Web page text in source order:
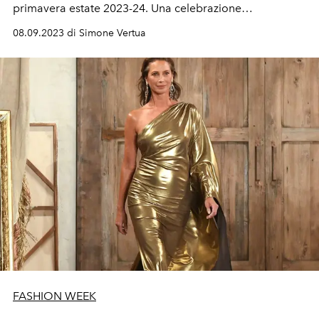
primavera estate 2023-24. Una celebrazione
08.09.2023 di Simone Vertua
FASHION WEEK